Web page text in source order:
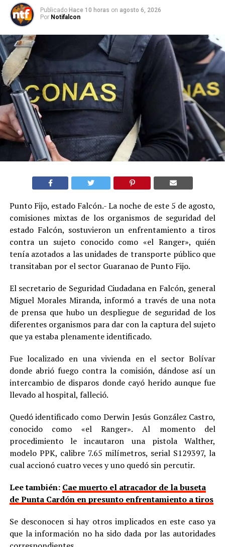
Publicado Hace 10 horas on agosto 6, 2026
Por Notifalcon
Punto Fijo, estado Falcón.- La noche de este 5 de agosto,
comisiones mixtas de los organismos de seguridad del
estado Falcón, sostuvieron un enfrentamiento a tiros
contra un sujeto conocido como «el Ranger», quién
tenía azotados a las unidades de transporte público que
transitaban por el sector Guaranao de Punto Fijo.
El secretario de Seguridad Ciudadana en Falcón, general
Miguel Morales Miranda, informó a través de una nota
de prensa que hubo un despliegue de seguridad de los
diferentes organismos para dar con la captura del sujeto
que ya estaba plenamente identificado.
Fue localizado en una vivienda en el sector Bolívar
donde abrió fuego contra la comisión, dándose así un
intercambio de disparos donde cayó herido aunque fue
llevado al hospital, falleció.
Quedó identificado como Derwin Jesús González Castro,
conocido como «el Ranger». Al momento del
procedimiento le incautaron una pistola Walther,
modelo PPK, calibre 7.65 milímetros, serial S129397, la
cual accionó cuatro veces y uno quedó sin percutir.
Lee también: Cae muerto el atracador de la buseta
de Punta Cardón en presunto enfrentamiento a tiros
Se desconocen si hay otros implicados en este caso ya
que la información no ha sido dada por las autoridades